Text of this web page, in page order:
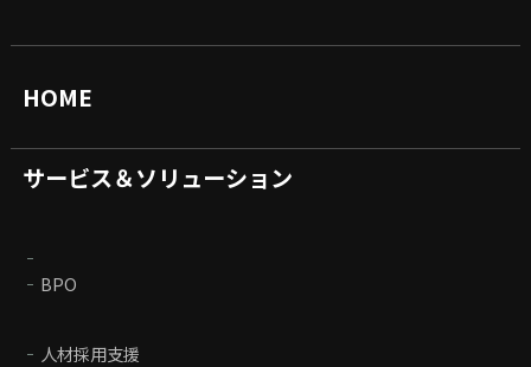
HOME
サービス＆ソリューション
BPO
人材採用支援